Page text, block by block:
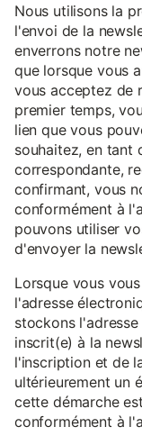
Nous utilisons la
l'envoi de la
enverrons notre
que lorsque vous
vous acceptez de
premier temps,
lien que vous
souhaitez, en tant
correspondante,
confirmant, vous
conformément à
pouvons utiliser
d'envoyer la
Lorsque vous
l'adresse
stockons
inscrit(e) à la
l'inscription et de
ultérieurement un
cette démarche
conformément à